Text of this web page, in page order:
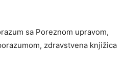
sa Poreznom upravom,
zdravstvena knjižica